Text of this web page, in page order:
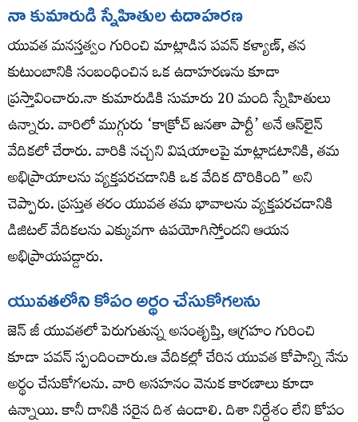
నా కుమారుడి స్నేహితుల ఉదాహరణ
యువత మనస్తత్వం గురించి మాట్లాడిన పవన్ కళ్యాణ్, తన
కుటుంబానికి సంబంధించిన ఒక ఉదాహరణను కూడా
ప్రస్తావించారు.నా కుమారుడికి సుమారు 20 మంది స్నేహితులు
ఉన్నారు. వారిలో ముగ్గురు ‘కాక్రోచ్ జనతా పార్టీ’ అనే ఆన్‌లైన్
వేదికలో చేరారు. వారికి నచ్చని విషయాలపై మాట్లాడటానికి, తమ
అభిప్రాయాలను వ్యక్తపరచడానికి ఒక వేదిక దొరికింది” అని
చెప్పారు. ప్రస్తుత తరం యువత తమ భావాలను వ్యక్తపరచడానికి
డిజిటల్ వేదికలను ఎక్కువగా ఉపయోగిస్తోందని ఆయన
అభిప్రాయపడ్డారు.
యువతలోని కోపం అర్థం చేసుకోగలను
జెన్ జీ యువతలో పెరుగుతున్న అసంతృప్తి, ఆగ్రహం గురించి
కూడా పవన్ స్పందించారు.ఆ వేదికల్లో చేరిన యువత కోపాన్ని నేను
అర్థం చేసుకోగలను. వారి అసహనం వెనుక కారణాలు కూడా
ఉన్నాయి. కానీ దానికి సరైన దిశ ఉండాలి. దిశా నిర్దేశం లేని కోపం